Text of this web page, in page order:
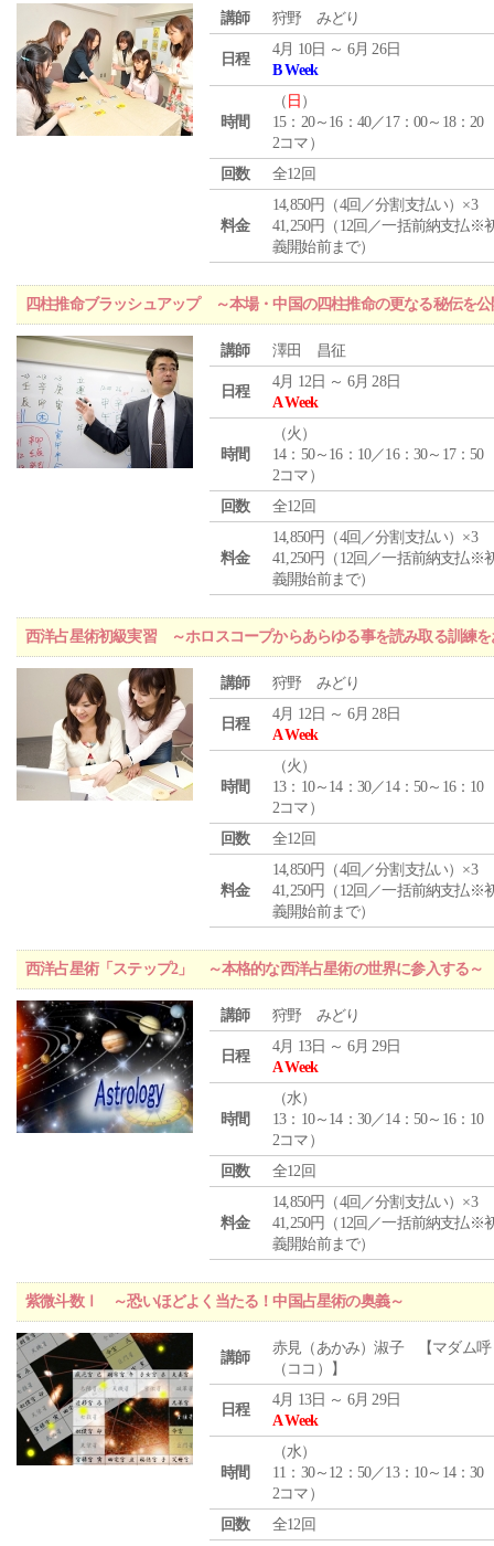
講師 狩野 みどり
日程
4月 10日 ～ 6月 26日
B Week
時間
（ 日 ）
15：20～16：40／17：00～18：20
2コマ）
回数
全12回
料金
14,850円（4回／分割支払い）×3
41,250円（12回／一括前納支払※
義開始前まで）
四柱推命ブラッシュアップ ～本場・中国の四柱推命の更なる秘伝を
講師 澤田 昌征
日程
4月 12日 ～ 6月 28日
A Week
時間
（火 ）
14：50～16：10／16：30～17：50
2コマ）
回数
全12回
料金
14,850円（4回／分割支払い）×3
41,250円（12回／一括前納支払※
義開始前まで）
西洋占星術初級実習 ～ホロスコープからあらゆる事を読み取る訓練を
講師 狩野 みどり
日程
4月 12日 ～ 6月 28日
A Week
時間
（火 ）
13：10～14：30／14：50～16：10
2コマ）
回数
全12回
料金
14,850円（4回／分割支払い）×3
41,250円（12回／一括前納支払※
義開始前まで）
西洋占星術「ステップ2」 ～本格的な西洋占星術の世界に参入する～
講師 狩野 みどり
日程
4月 13日 ～ 6月 29日
A Week
時間
（水）
13：10～14：30／14：50～16：10
2コマ）
回数
全12回
料金
14,850円（4回／分割支払い）×3
41,250円（12回／一括前納支払※
義開始前まで）
紫微斗数Ⅰ ～恐いほどよく当たる！中国占星術の奥義～
講師
赤見（あかみ）淑子 【マダム呼
（ココ）】
日程
4月 13日 ～ 6月 29日
A Week
時間
（水）
11：30～12：50／13：10～14：30
2コマ）
回数
全12回